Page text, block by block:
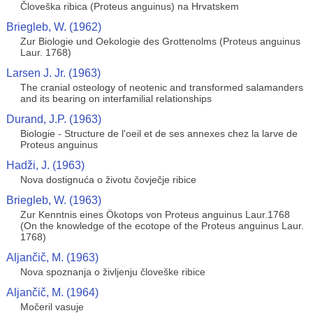
Človeška ribica (Proteus anguinus) na Hrvatskem
Briegleb, W. (1962)
Zur Biologie und Oekologie des Grottenolms (Proteus anguinus
Laur. 1768)
Larsen J. Jr. (1963)
The cranial osteology of neotenic and transformed salamanders
and its bearing on interfamilial relationships
Durand, J.P. (1963)
Biologie - Structure de l'oeil et de ses annexes chez la larve de
Proteus anguinus
Hadži, J. (1963)
Nova dostignuća o životu čovječje ribice
Briegleb, W. (1963)
Zur Kenntnis eines Ökotops von Proteus anguinus Laur.1768
(On the knowledge of the ecotope of the Proteus anguinus Laur.
1768)
Aljančič, M. (1963)
Nova spoznanja o življenju človeške ribice
Aljančič, M. (1964)
Močeril vasuje